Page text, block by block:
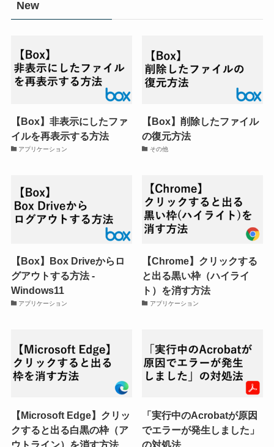
New
【Box】非表示にしたファ
イルを再表示する方法
アプリケーション
【Box】削除したファイル
の復元方法
その他
【Box】Box Driveからロ
グアウトする方法 -
Windows11
アプリケーション
【Chrome】クリックする
と出る黒い枠（ハイライ
ト）を消す方法
アプリケーション
【Microsoft Edge】クリッ
クすると出る白黒の枠（ア
ウトライン）を消す方法
「実行中のAcrobatが原因
でエラーが発生しました」
の対処法